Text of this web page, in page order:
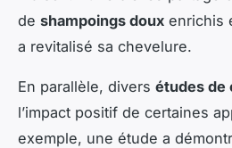
de shampoings doux enrichis
a revitalisé sa chevelure.
En parallèle, divers études de
l’impact positif de certaines
exemple, une étude a